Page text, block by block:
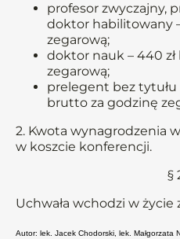
profesor zwyczajny,
doktor habilitowany
zegarową;
doktor nauk – 440
zegarową;
prelegent bez tytułu
brutto za godzinę
2. Kwota wynagrodzenia
w koszcie konferencji.
§
Uchwała wchodzi w
Autor: lek. Jacek Chodorski, lek. Małgorzata